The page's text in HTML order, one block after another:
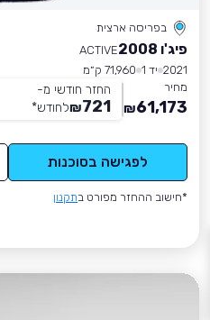
בפריסה ארצית
פיג'ו 2008
ACTIVE
2021 יד 1
71,960 ק״מ
מחיר
61,173
₪
החזר חודשי מ-
721
₪לחודש*
לפגישה בסוכנות
*חישוב ההחזר מפורט בתקנון